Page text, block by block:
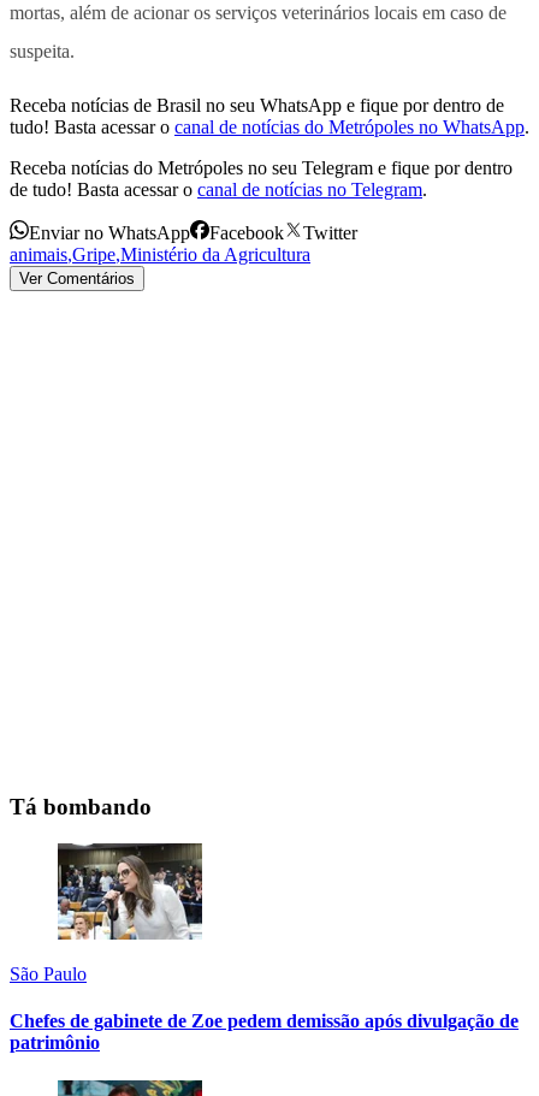
mortas, além de acionar os serviços veterinários locais em caso de
suspeita.
Receba notícias de Brasil no seu WhatsApp e fique por dentro de
tudo! Basta acessar o canal de notícias do Metrópoles no WhatsApp.
Receba notícias do Metrópoles no seu Telegram e fique por dentro
de tudo! Basta acessar o canal de notícias no Telegram.
Enviar no WhatsApp Facebook
Twitter
animais,Gripe,Ministério da Agricultura
Ver Comentários
Tá bombando
São Paulo
Chefes de gabinete de Zoe pedem demissão após divulgação de
patrimônio